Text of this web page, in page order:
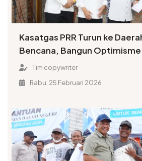
Kasatgas PRR Turun ke
Bencana, Bangun
Awal Ramadan
Tim copywriter
Rabu, 25 Februari 2026